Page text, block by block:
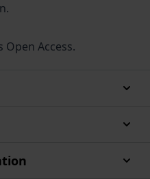
Open Access.